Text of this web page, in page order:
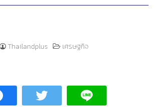
Thailandplus เศรษฐกิจ